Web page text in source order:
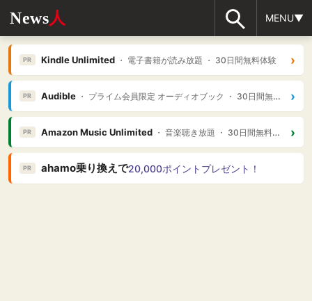
News人 MENU▼
PR Kindle Unlimited・ 電子書籍が読み放題 ・ 30日間無料体験 ›
PR Audible・ プライム会員限定 オーディオブック ・ 30日間無料体験 ›
PR Amazon Music Unlimited・ 音楽聴き放題 ・ 30日間無料体験 ›
PR ahamo乗り換えで20,000ポイントプレゼント！